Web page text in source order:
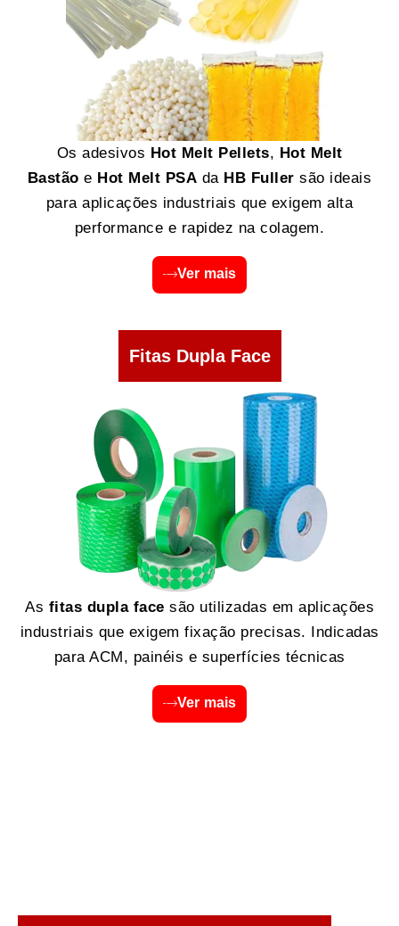
Os adesivos Hot Melt Pellets, Hot Melt
Bastão e Hot Melt PSA da HB Fuller são ideais
para aplicações industriais que exigem alta
performance e rapidez na colagem.
Ver mais
Fitas Dupla Face
As fitas dupla face são utilizadas em aplicações
industriais que exigem fixação precisas. Indicadas
para ACM, painéis e superfícies técnicas
Ver mais